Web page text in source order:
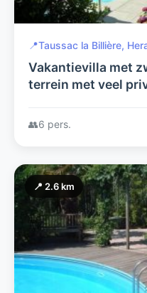
📍Taussac la Billière,
Vakantievilla met
terrein met veel
👥6 pers.
📍 2.6 km